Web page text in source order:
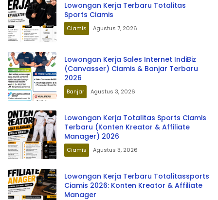
Lowongan Kerja Terbaru Totalitas
Sports Ciamis
Ciamis Agustus 7, 2026
Lowongan Kerja Sales Internet IndiBiz
(Canvasser) Ciamis & Banjar Terbaru
2026
Banjar Agustus 3, 2026
Lowongan Kerja Totalitas Sports Ciamis
Terbaru (Konten Kreator & Affiliate
Manager) 2026
Ciamis Agustus 3, 2026
Lowongan Kerja Terbaru Totalitassports
Ciamis 2026: Konten Kreator & Affiliate
Manager